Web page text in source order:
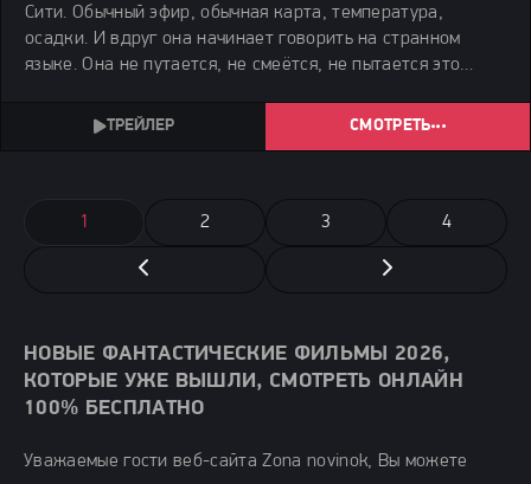
Сити. Обычный эфир, обычная карта, температура,
осадки. И вдруг она начинает говорить на странном
языке. Она не путается, не смеётся, не пытается это
минут стал чужим.
СМОТРЕТЬ
1 2 3 4
НОВЫЕ ФАНТАСТИЧЕСКИЕ ФИЛЬМЫ 2026,
КОТОРЫЕ УЖЕ ВЫШЛИ, СМОТРЕТЬ ОНЛАЙН
100% БЕСПЛАТНО
Уважаемые гости веб-сайта Zona novinok, Вы можете